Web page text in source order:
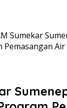
Sumekar
Pemasangan